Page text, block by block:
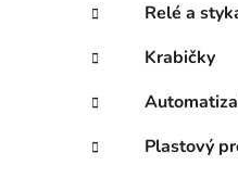
Relé a
Krabičky
Plastový